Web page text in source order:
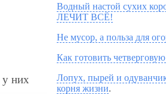
у них
Водный настой сухих
ЛЕЧИТ ВСЁ!
Не мусор, а польза для
Как готовить
Лопух, пырей и
корня жизни.